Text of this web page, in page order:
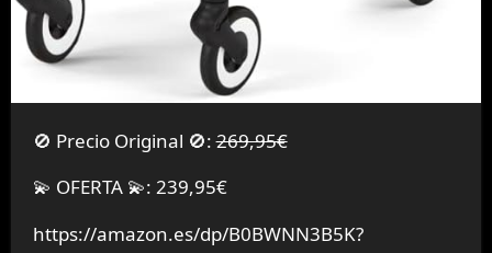
🚫 Precio Original 🚫:269,95€
💫 OFERTA 💫: 239,95€
https://amazon.es/dp/B0BWNN3B5K?